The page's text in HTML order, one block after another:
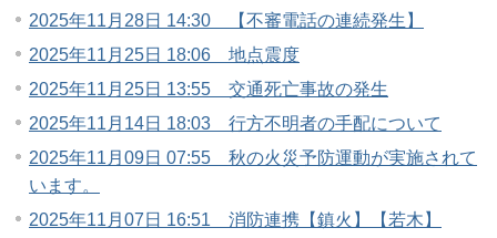
2025年11月28日 14:30 【不審電話の連続発生】
2025年11月25日 18:06 地点震度
2025年11月25日 13:55 交通死亡事故の発生
2025年11月14日 18:03 行方不明者の手配について
2025年11月09日 07:55 秋の火災予防運動が実施されて
います。
2025年11月07日 16:51 消防連携【鎮火】【若木】